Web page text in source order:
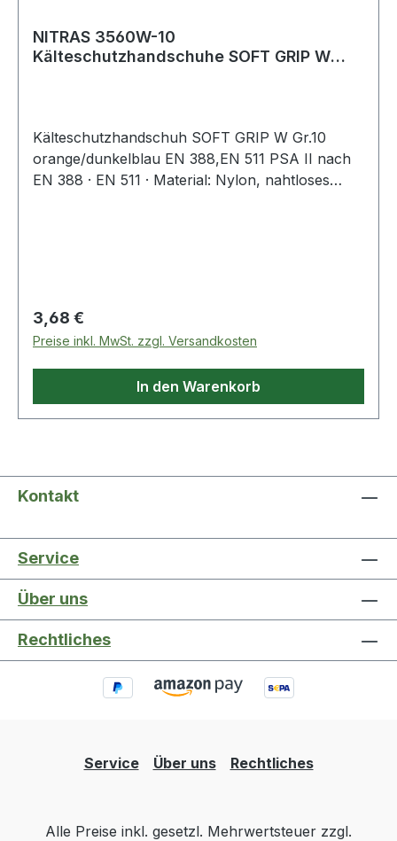
NITRAS 3560W-10
Kälteschutzhandschuhe SOFT GRIP W
Kälteschutzhandschuh SOFT GRIP W Gr.10
orange/dunkelblau EN 388,EN 511 PSA II nach
EN 388 · EN 511 · Material: Nylon, nahtloses
Regulärer Preis:
3,68 €
Preise inkl. MwSt. zzgl. Versandkosten
In den Warenkorb
Kontakt
Service
Über uns
Rechtliches
Service Über uns Rechtliches
Alle Preise inkl. gesetzl. Mehrwertsteuer zzgl.